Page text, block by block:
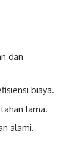
dan
biaya.
lama.
alami.